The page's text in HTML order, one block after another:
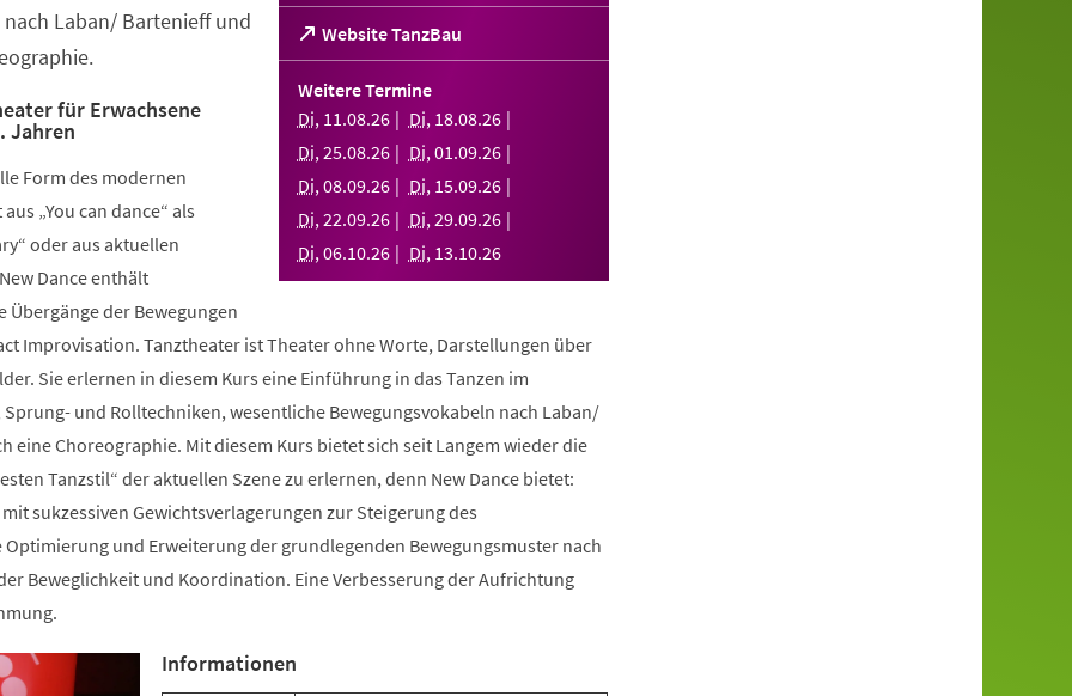
Website TanzBau
(Öffnet
in
einem
neuen
Tab)
Weitere Termine
Di, 11.08.26 Di, 18.08.26
Di,25.08.26 Di,01.09.26
Di,08.09.26 Di, 15.09.26
Di,22.09.26 Di,29.09.26
Di,06.10.26 Di, 13.10.26
Laban/ Bartenieff und
für Erwachsene
Jahren
Form des modernen
„You can dance“ als
oder aus aktuellen
Dance enthält
der Bewegungen
Improvisation. Tanztheater ist Theater ohne Worte, Darstellungen über
Sie erlernen in diesem Kurs eine Einführung in das Tanzen im
und Rolltechniken, wesentliche Bewegungsvokabeln nach Laban/
eine Choreographie. Mit diesem Kurs bietet sich seit Langem wieder die
Tanzstil“ der aktuellen Szene zu erlernen, denn New Dance bietet:
sukzessiven Gewichtsverlagerungen zur Steigerung des
Optimierung und Erweiterung der grundlegenden Bewegungsmuster nach
Beweglichkeit und Koordination. Eine Verbesserung der Aufrichtung
Informationen